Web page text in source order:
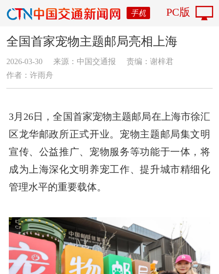
手机 PC版
全国首家宠物主题邮局亮相上海
2026-03-30 来源：中国交通报
责编：谢梓君
作者：许雨舟
3月26日，全国首家宠物主题邮局在上海市徐汇
区龙华邮政所正式开业。宠物主题邮局集文明
宣传、公益推广、宠物服务等功能于一体，将
成为上海深化文明养宠工作、提升城市精细化
管理水平的重要载体。